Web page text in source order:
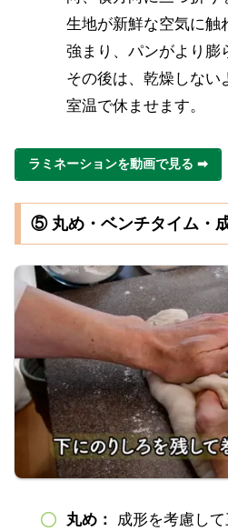
生地が新鮮な空気に触
強まり、パンがより膨
その後は、乾燥しな
室温で休ませます。
ラミネーションを動画で見る ➡
⑤ 丸め・ベンチタイム・
丸め：
成形を考慮し